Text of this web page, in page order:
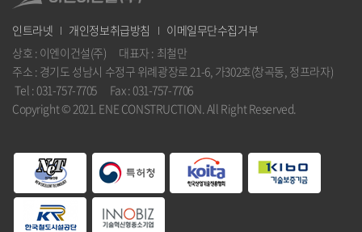
인트라넷 개인정보취급방침
이메일무단수집거부
상호 : 이엔이건설(주) 대표자 : 최철만
주소 : 경기도 성남시 수정구 위례광장로 21-6, 가302호(창곡동, 정프라자)
Tel : 031-757-7705 Fax : 031-757-7706
Copyright © 2021. ENE CONSTRUCTION. All Right Reserved.